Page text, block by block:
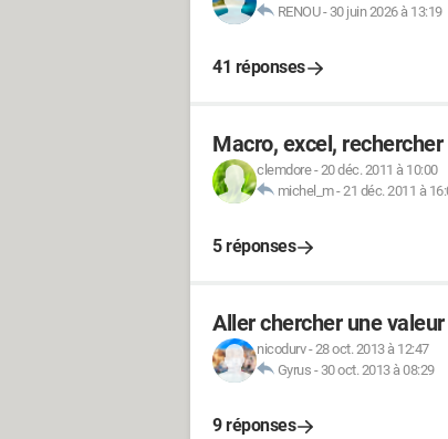
RENOU- 30 juin 2026 à 13:19
41 réponses
Macro, excel,
clemdore-20 déc. 2011 à 10:00
michel_m-21 déc. 2011 à
5 réponses
Aller chercher une
nicodurv-28 oct. 2013 à 12:47
Gyrus - 30 oct. 2013 à 08:29
9 réponses